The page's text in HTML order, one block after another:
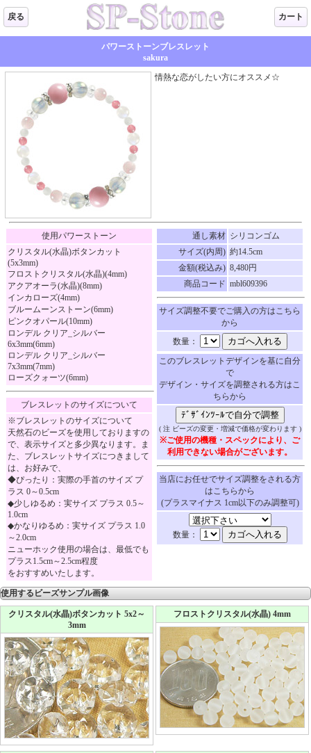
戻る カート
パワーストーンブレスレット
sakura
情熱な恋がしたい方にオススメ☆
使用パワーストーン
クリスタル(水晶)ボタンカット
(5x3mm)
フロストクリスタル(水晶)(4mm)
アクアオーラ(水晶)(8mm)
インカローズ(4mm)
ブルームーンストーン(6mm)
ピンクオパール(10mm)
ロンデル クリア_シルバー
6x3mm(6mm)
ロンデル クリア_シルバー
7x3mm(7mm)
ローズクォーツ(6mm)
ブレスレットのサイズについて
※ブレスレットのサイズについて
天然石のビーズを使用しておりますの
で、表示サイズと多少異なります。ま
た、ブレスレットサイズにつきまして
は、お好みで、
◆ぴったり：実際の手首のサイズ プ
ラス 0～0.5cm
◆少しゆるめ：実サイズ プラス 0.5～
1.0cm
◆かなりゆるめ：実サイズ プラス 1.0
～2.0cm
ニューホック使用の場合は、最低でも
プラス1.5cm～2.5cm程度
をおすすめいたします。
通し素材 シリコンゴム
サイズ(内周) 約14.5cm
金額(税込み) 8,480円
商品コード mbl609396
サイズ調整不要でご購入の方はこちら
から
数量：
このブレスレットデザインを基に自分
で
デザイン・サイズを調整される方はこ
ちらから
( 注 ビーズの変更・増減で価格が変わります )
※ご使用の機種・スペックにより、ご
利用できない場合がございます。
当店にお任せでサイズ調整をされる方
はこちらから
(プラスマイナス 1cm以下のみ調整可)
数量：
使用するビーズサンプル画像
クリスタル(水晶)ボタンカット 5x2～
3mm
フロストクリスタル(水晶) 4mm